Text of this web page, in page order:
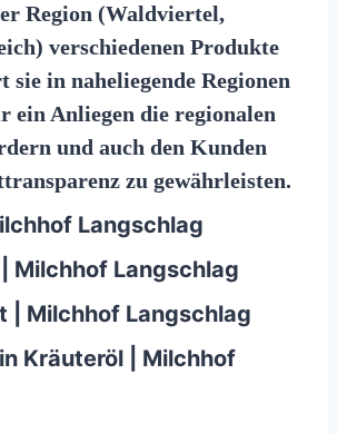
Region (Waldviertel,
verschiedenen Produkte
sie in naheliegende Regionen
ein Anliegen die regionalen
und auch den Kunden
zu gewährleisten.
Langschlag
Milchhof Langschlag
| Milchhof Langschlag
Kräuteröl | Milchhof